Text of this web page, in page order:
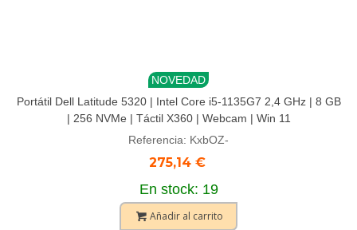
NOVEDAD
Portátil Dell Latitude 5320 | Intel Core i5-1135G7 2,4 GHz | 8 GB
| 256 NVMe | Táctil X360 | Webcam | Win 11
Referencia: KxbOZ-
275,14 €
En stock: 19
Añadir al carrito